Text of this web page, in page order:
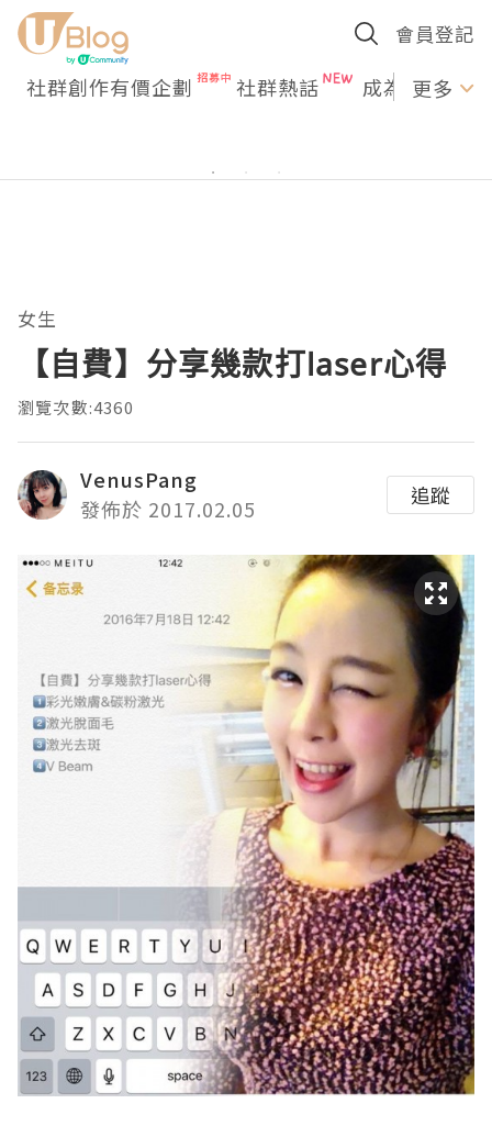
會員登記
社群創作有價企劃 社群熱話 成為U更多
女生
【自費】分享幾款打laser心得
瀏覽次數:4360
VenusPang
發佈於 2017.02.05
追蹤